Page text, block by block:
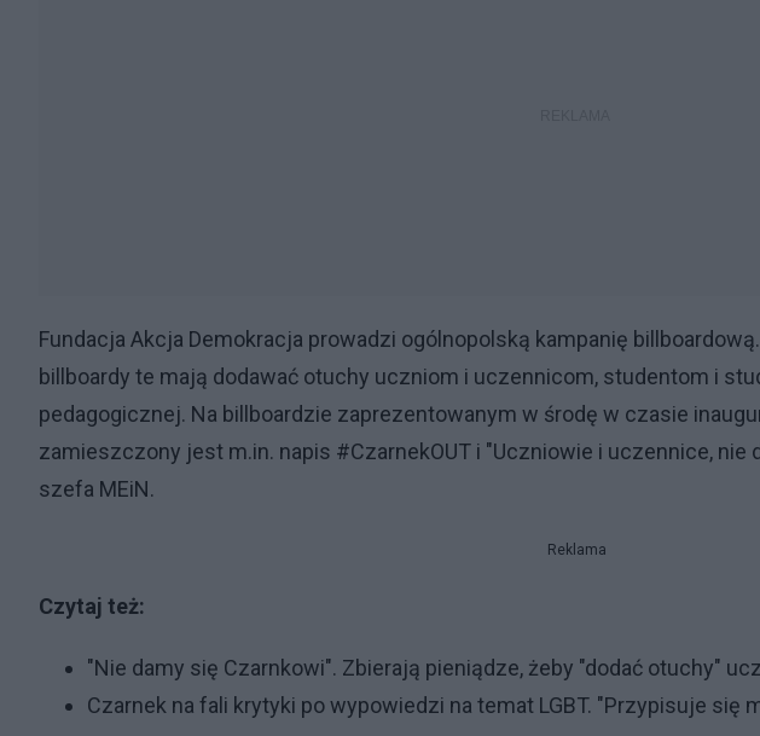
Fundacja Akcja Demokracja prowadzi ogólnopolską kampanię
billboardy te mają dodawać otuchy uczniom i uczennicom, studentom i
pedagogicznej. Na billboardzie zaprezentowanym w środę w czasie
zamieszczony jest m.in. napis #CzarnekOUT i "Uczniowie i uczennice, nie
szefa MEiN.
Reklama
Czytaj też:
"Nie damy się Czarnkowi". Zbierają pieniądze, żeby "dodać otuchy"
Czarnek na fali krytyki po wypowiedzi na temat LGBT. "Przypisuje się